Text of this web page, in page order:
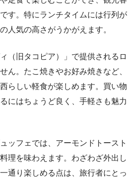
す。特にランチタイムには行列が
人気の高さがうかがえます。
（旧タコピア）」で提供されるロ
ん。たこ焼きやお好み焼きなど、
らしい軽食が楽しめます。買い物
にはちょうど良く、手軽さも魅力
ッフェでは、アーモンドトースト
理を味わえます。わざわざ外出し
通り楽しめる点は、旅行者にとっ